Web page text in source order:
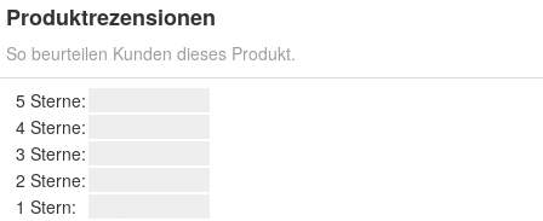
Produktrezensionen
So beurteilen Kunden dieses Produkt.
5 Sterne:
4 Sterne:
3 Sterne:
2 Sterne:
1 Stern: